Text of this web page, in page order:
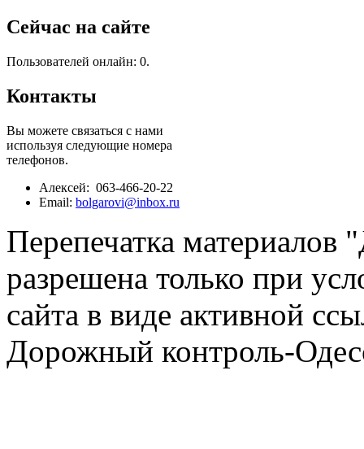
Сейчас на сайте
Пользователей онлайн: 0.
Контакты
Вы можете связаться с нами
используя следующие номера
телефонов.
Алексей: 063-466-20-22
Email: bolgarovi@inbox.ru
Перепечатка материалов
разрешена только при
сайта в виде активной
Дорожный контроль-